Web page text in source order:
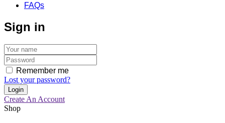
FAQs
Sign in
Remember me
Lost your password?
Create An Account
Shop